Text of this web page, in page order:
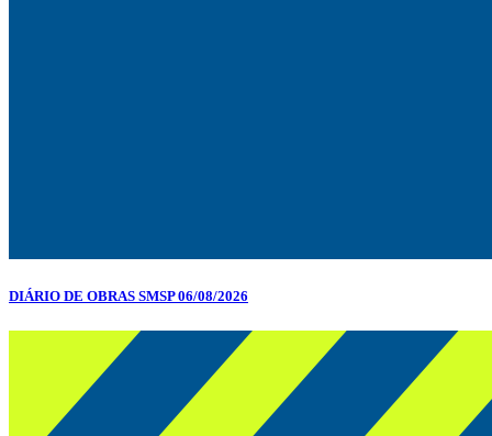
DIÁRIO DE OBRAS SMSP 06/08/2026